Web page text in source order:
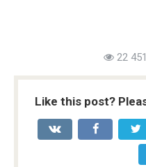
22
Like this post?